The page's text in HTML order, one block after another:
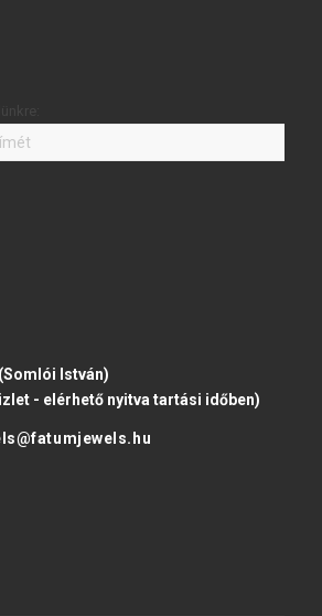
(Somlói István)
- elérhető nyitva tartási időben)